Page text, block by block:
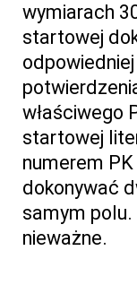
wymiarach
startowej
właściwego
startowej
numerem
dokonywać
samym
nieważne.